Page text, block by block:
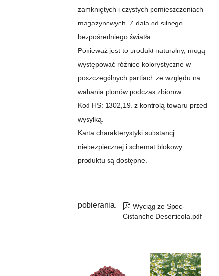
zamkniętych i czystych pomieszczeniach
magazynowych. Z dala od silnego
bezpośredniego światła.
Ponieważ jest to produkt naturalny, mogą
występować różnice kolorystyczne w
poszczególnych partiach ze względu na
wahania plonów podczas zbiorów.
Kod HS: 1302,19. z kontrolą towaru przed
wysyłką.
Karta charakterystyki substancji
niebezpiecznej i schemat blokowy
produktu są dostępne.
pobierania.  Wyciąg ze Spec-
Cistanche Deserticola.pdf